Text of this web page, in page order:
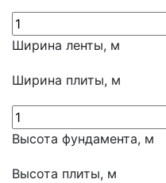
Ширина ленты, м
Ширина плиты, м
Высота фундамента, м
Высота плиты, м